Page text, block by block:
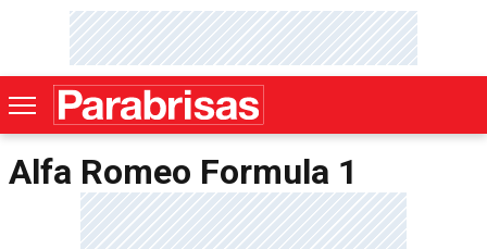
Alfa Romeo Formula 1